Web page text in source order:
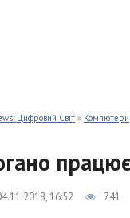
Цифровий Світ » Компютери
16:52 741